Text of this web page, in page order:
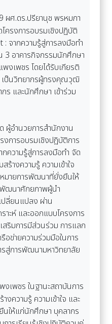
ผศ.ดร.ปรียานุช พรหมภา
ครงการอบรมเชิงปฏิบัติ
จากความรู้สู่การลงมือทำ
อาคารกิจกรรมนักศึกษา
งเพชร โดยได้รับเกียรติ
ป็นวิทยากรผู้ทรงคุณวุฒิ
ร และนักศึกษา เข้าร่วม
ผู้อำนวยการสำนักงาน
งการอบรมเชิงปฏิบัติการ
ความรู้สู่การลงมือทำ จัด
ร้างความรู้ ความเข้าใจ
หมายการพัฒนาที่ยั่งยืนให้
ฒนาศักยภาพผู้นำ
ปลี่ยนแปลง ผ่าน
าะห์ และออกแบบโครงการ
ริมการมีส่วนร่วม การแลก
อข่ายความร่วมมือในการ
รสู่การพัฒนามหาวิทยาลัย
เพชร ในฐานะสถาบันการ
ความรู้ ความเข้าใจ และ
ให้แก่นักศึกษา บุคลากร